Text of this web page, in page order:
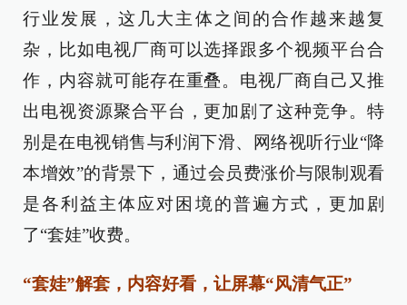
行业发展，这几大主体之间的合作越来越复
杂，比如电视厂商可以选择跟多个视频平台合
作，内容就可能存在重叠。电视厂商自己又推
出电视资源聚合平台，更加剧了这种竞争。特
别是在电视销售与利润下滑、网络视听行业“降
本增效”的背景下，通过会员费涨价与限制观看
是各利益主体应对困境的普遍方式，更加剧
了“套娃”收费。
“套娃”解套，内容好看，让屏幕“风清气正”